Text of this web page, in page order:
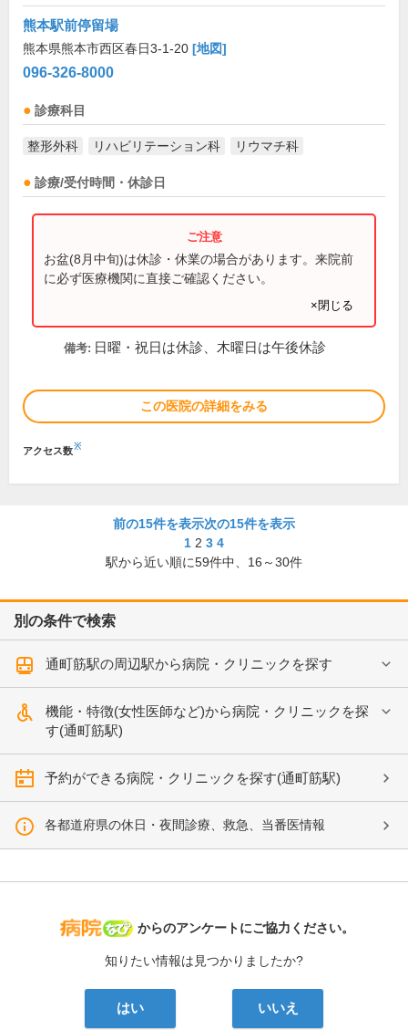
熊本駅前停留場
熊本県熊本市西区春日3-1-20 [地図]
096-326-8000
診療科目
整形外科 リハビリテーション科 リウマチ科
診療/受付時間・休診日
お盆(8月中旬)は休診・休業の場合があります。来院前
に必ず医療機関に直接ご確認ください。
×閉じる
備考: 日曜・祝日は休診、木曜日は午後休診
この医院の詳細をみる
アクセス数※
前の15件を表示次の15件を表示
1 2 3 4
駅から近い順に59件中、 16～30件
別の条件で検索
通町筋駅の周辺駅から病院・クリニックを探す
機能・特徴(女性医師など)から病院・クリニックを探
す(通町筋駅)
予約ができる病院・クリニックを探す(通町筋駅)
各都道府県の休日・夜間診療、救急、当番医情報
病院なび
からのアンケートにご協力ください。
知りたい情報は見つかりましたか?
はい いいえ